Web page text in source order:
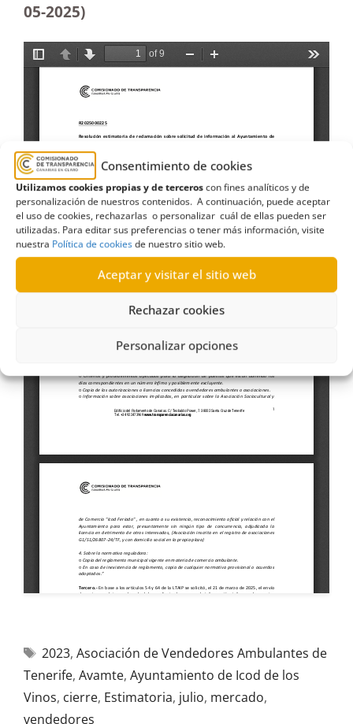
Consentimiento de cookies
Utilizamos cookies propias y de terceroscon fines analíticos y de
personalización de nuestros contenidos. A continuación, puede aceptar
el uso de cookies, rechazarlas o personalizar cuál de ellas pueden ser
utilizadas. Para editar sus preferencias o tener más información, visite
nuestra Política de cookiesde nuestro sitio web.
Aceptar y visitar el sitio web
Rechazar cookies
Personalizar opciones
05-2025)
2023, Asociación de Vendedores Ambulantes de
Tenerife, Avamte, Ayuntamiento de Icod de los
Vinos, cierre, Estimatoria, julio, mercado,
vendedores